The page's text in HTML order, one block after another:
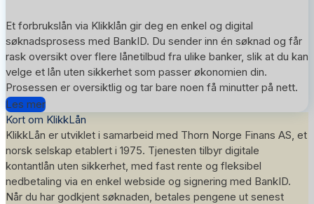
Et forbrukslån via Klikklån gir deg en enkel og digital
søknadsprosess med BankID. Du sender inn én søknad og får
rask oversikt over flere lånetilbud fra ulike banker, slik at du kan
velge et lån uten sikkerhet som passer økonomien din.
Prosessen er oversiktlig og tar bare noen få minutter på nett.
Les mer
Kort om KlikkLån
KlikkLån er utviklet i samarbeid med Thorn Norge Finans AS, et
norsk selskap etablert i 1975. Tjenesten tilbyr digitale
kontantlån uten sikkerhet, med fast rente og fleksibel
nedbetaling via en enkel webside og signering med BankID.
Når du har godkjent søknaden, betales pengene ut senest